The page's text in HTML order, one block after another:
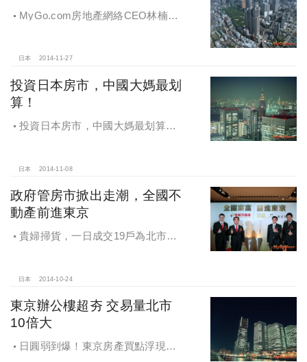
MyGo.com房地產網絡CEO林楠桂
門。
日本 2014-11-27
投資日本房市，中國大媽最划
算！
投資日本房市，中國大媽最划算！2
日本 2014-11-08
政府管房市掀出走潮，全國不
動產前進東京
貴婦掃貨，一日成交19戶為北市單
日本 2014-10-24
東京辦公樓超夯 交易量北市
10倍大
日圓弱到爆！東京房產買點浮現！